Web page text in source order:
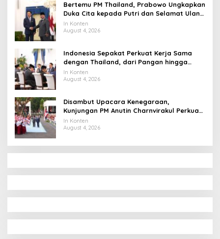
Bertemu PM Thailand, Prabowo Ungkapkan
Duka Cita kepada Putri dan Selamat Ulang
Tahun ke Raja Thailand
In Konten
August 4, 2026
Indonesia Sepakat Perkuat Kerja Sama
dengan Thailand, dari Pangan hingga
Ekonomi Digital
In Konten
August 4, 2026
Disambut Upacara Kenegaraan,
Kunjungan PM Anutin Charnvirakul Perkuat
Hubungan Indonesia-Thailand
In Konten
August 4, 2026